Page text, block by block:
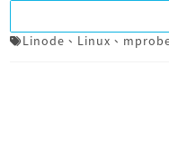
Linode 、 Linux 、